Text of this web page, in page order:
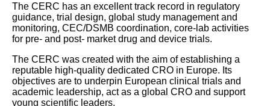
The CERC has an excellent track record in regulatory
guidance, trial design, global study management and
monitoring, CEC/DSMB coordination, core-lab activities
for pre- and post- market drug and device trials.
The CERC was created with the aim of establishing a
reputable high-quality dedicated CRO in Europe. Its
objectives are to underpin European clinical trials and
academic leadership, act as a global CRO and support
young scientific leaders.